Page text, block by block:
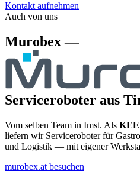
Kontakt aufnehmen
Auch von uns
Murobex —
Serviceroboter aus
Vom selben Team in Imst. Als
liefern wir Serviceroboter für
und Logistik — mit eigener
murobex.at besuchen